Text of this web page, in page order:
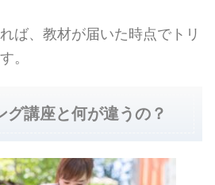
ば、教材が届いた時点でトリ
。
グ講座と何が違うの？